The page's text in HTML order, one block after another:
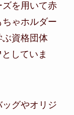
を用いて赤
ゃホルダー
ぶ資格団体
としていま
グやオリジ